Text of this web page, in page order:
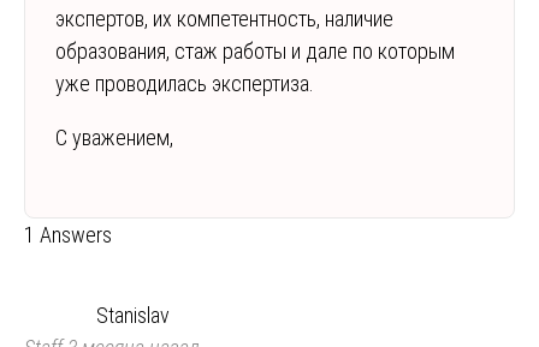
экспертов, их компетентность, наличие
образования, стаж работы и дале по которым
уже проводилась экспертиза.
С уважением,
1 Answers
Stanislav